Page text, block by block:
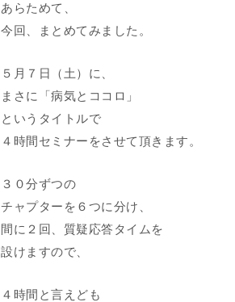
あらためて、
今回、まとめてみました。
５月７日（土）に、
まさに「病気とココロ」
というタイトルで
４時間セミナーをさせて頂きます。
３０分ずつの
チャプターを６つに分け、
間に２回、質疑応答タイムを
設けますので、
４時間と言えども